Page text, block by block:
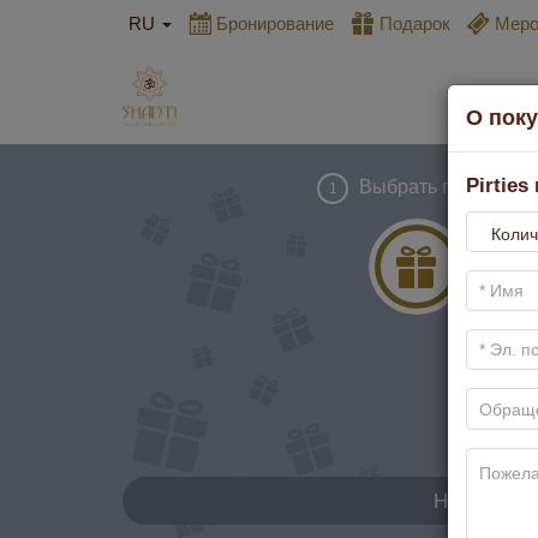
RU Бронирование Подарок
1 Выбрать подарок
На сумму
О
Pirties